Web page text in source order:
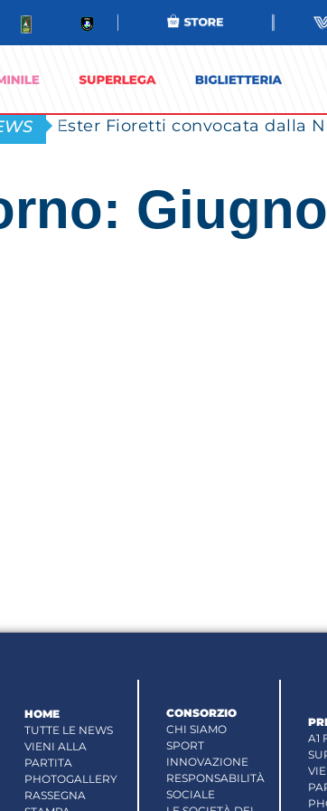
Ester Fioretti convocata dalla
HOME
TUTTE LE NEWS
VIENI ALLA
PARTITA
PHOTOGALLERY
RASSEGNA
CONSORZIO
CHI SIAMO
SPORT
INNOVAZIONE
RESPONSABILITÀ
SOCIALE
A1